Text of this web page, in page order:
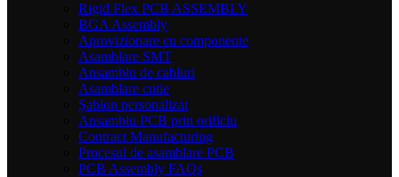
Rigid Flex PCB ASSEMBLY
BGA Assembly
Aprovizionare cu componente
Asamblare SMT
Ansamblu de cabluri
Asamblare cutie
Șablon personalizat
Ansamblu PCB prin orificiu
Contract Manufacturing
Procesul de asamblare PCB
PCB Assembly FAQs